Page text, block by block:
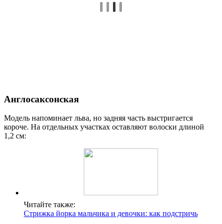
Англосаксонская
Модель напоминает льва, но задняя часть выстригается
короче. На отдельных участках оставляют волоски длиной
1,2 см:
Читайте также:
Стрижка йорка мальчика и девочки: как подстричь